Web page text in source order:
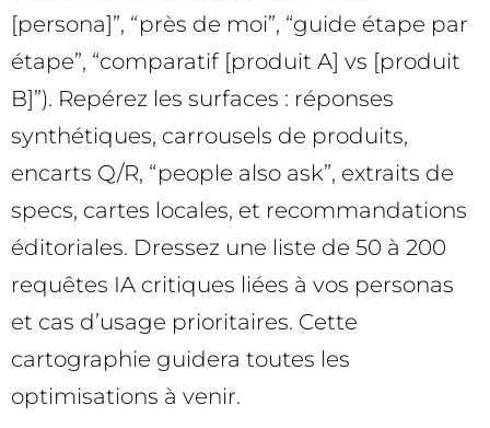
[persona]”, “près de moi”, “guide étape par
étape”, “comparatif [produit A] vs [produit
B]”). Repérez les surfaces : réponses
synthétiques, carrousels de produits,
encarts Q/R, “people also ask”, extraits de
specs, cartes locales, et recommandations
éditoriales. Dressez une liste de 50 à 200
requêtes IA critiques liées à vos personas
et cas d’usage prioritaires. Cette
cartographie guidera toutes les
optimisations à venir.